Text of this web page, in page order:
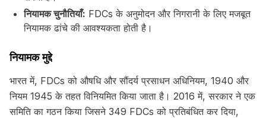
नियामक चुनौतियाँ: FDCs के अनुमोदन और निगरानी के लिए मजबूत
नियामक ढांचे की आवश्यकता होती है।
नियामक मुद्दे
भारत में, FDCs को औषधि और सौंदर्य प्रसाधन अधिनियम, 1940 और
नियम 1945 के तहत विनियमित किया जाता है। 2016 में, सरकार ने एक
समिति का गठन किया जिसने 349 FDCs को प्रतिबंधित कर दिया,